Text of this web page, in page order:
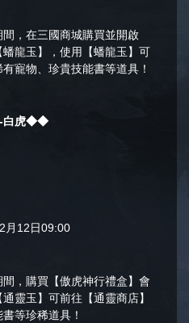
，在三國商城購買並開啟
蟠龍玉】，使用【蟠龍玉】可
寵物、珍貴技能書等道具！
白虎◆◆
月12日09:00
，購買【傲虎神行禮盒】會
靈玉】可前往【通靈商店】
等珍稀道具！